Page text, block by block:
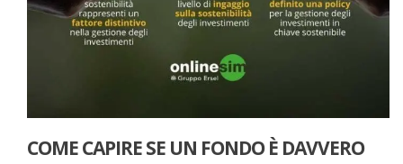
COME CAPIRE SE UN FONDO È DAVVERO